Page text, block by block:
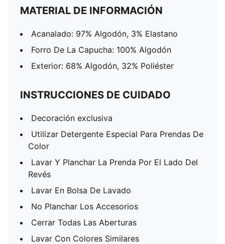
MATERIAL DE INFORMACIÓN
Acanalado: 97% Algodón, 3% Elastano
Forro De La Capucha: 100% Algodón
Exterior: 68% Algodón, 32% Poliéster
INSTRUCCIONES DE CUIDADO
Decoración exclusiva
Utilizar Detergente Especial Para Prendas De
Color
Lavar Y Planchar La Prenda Por El Lado Del
Revés
Lavar En Bolsa De Lavado
No Planchar Los Accesorios
Cerrar Todas Las Aberturas
Lavar Con Colores Similares